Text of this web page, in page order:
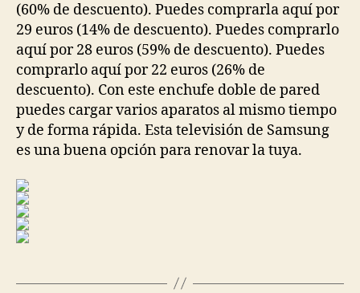
(60% de descuento). Puedes comprarla aquí por
29 euros (14% de descuento). Puedes comprarlo
aquí por 28 euros (59% de descuento). Puedes
comprarlo aquí por 22 euros (26% de
descuento). Con este enchufe doble de pared
puedes cargar varios aparatos al mismo tiempo
y de forma rápida. Esta televisión de Samsung
es una buena opción para renovar la tuya.